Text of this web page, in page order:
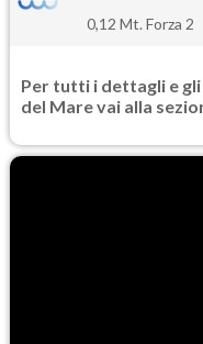
0,12 Mt. Forza 2
Per tutti i dettagli e
del Mare vai alla